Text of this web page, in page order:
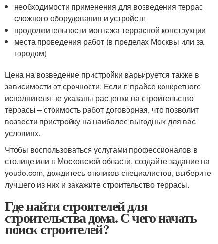
необходимости применения для возведения террас
сложного оборудования и устройств
продолжительности монтажа террасной конструкции
места проведения работ (в пределах Москвы или за
городом)
Цена на возведение пристройки варьируется также в
зависимости от срочности. Если в прайсе конкретного
исполнителя не указаны расценки на строительство
террасы – стоимость работ договорная, что позволит
возвести пристройку на наиболее выгодных для вас
условиях.
Чтобы воспользоваться услугами профессионалов в
столице или в Московской области, создайте задание на
youdo.com, дождитесь откликов специалистов, выберите
лучшего из них и закажите строительство террасы.
Где найти строителей для
строительства дома. С чего начать
поиск строителей?